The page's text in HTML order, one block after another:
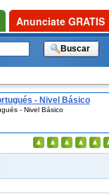
- Nivel Básico
- Nivel Básico
Anunciate GRATIS